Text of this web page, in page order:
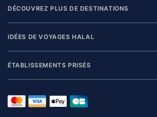
DÉCOUVREZ PLUS DE DESTINATIONS
IDÉES DE VOYAGES HALAL
ÉTABLISSEMENTS PRISÉS